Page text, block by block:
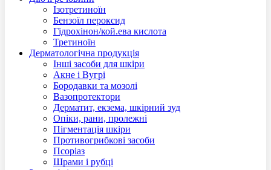
Ізотретиноїн
Бензоїл пероксид
Гідрохінон/кой.ева кислота
Третиноїн
Дерматологічна продукція
Інші засоби для шкіри
Акне і Вугрі
Бородавки та мозолі
Вазопротектори
Дерматит, екзема, шкірний зуд
Опіки, рани, пролежні
Пігментація шкіри
Противогрибкові засоби
Псоріаз
Шрами і рубці